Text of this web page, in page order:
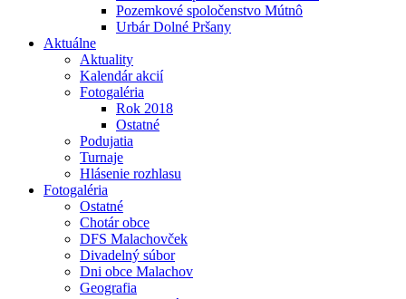
Pozemkové spoločenstvo Mútnô
Urbár Dolné Pršany
Aktuálne
Aktuality
Kalendár akcií
Fotogaléria
Rok 2018
Ostatné
Podujatia
Turnaje
Hlásenie rozhlasu
Fotogaléria
Ostatné
Chotár obce
DFS Malachovček
Divadelný súbor
Dni obce Malachov
Geografia